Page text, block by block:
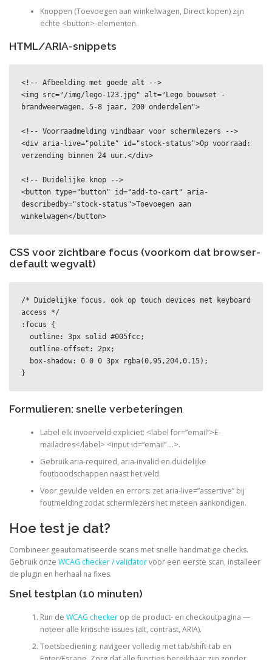
Knoppen (Toevoegen aan winkelwagen, Direct kopen) zijn
echte <button>-elementen.
HTML/ARIA-snippets
<!-- Afbeelding met goede alt -->
<img src="/img/lego-123.jpg" alt="Lego bouwset -
brandweerwagen, 5-8 jaar, 200 onderdelen">
<!-- Voorraadmelding vindbaar voor schermlezers -->
<div aria-live="polite" id="stock-status">Op voorraad:
verzending binnen 24 uur.</div>
<!-- Duidelijke knop -->
<button type="button" id="add-to-cart" aria-
describedby="stock-status">Toevoegen aan
CSS voor zichtbare focus (voorkom dat browser-
default wegvalt)
/* Duidelijke focus, ook op touch devices met keyboard
access */
:focus {
Formulieren: snelle verbeteringen
Label elk invoerveld expliciet: <label for=”email”>E-
mailadres</label> <input id=”email” …>.
Gebruik aria-required, aria-invalid en duidelijke
foutboodschappen naast het veld.
Voor gevulde velden en errors: zet aria-live=”assertive” bij
foutmelding zodat schermlezers het meteen aankondigen.
Hoe test je dat?
Combineer geautomatiseerde scans met snelle handmatige checks.
Gebruik onze WCAG checker / validatorvoor een eerste scan, installeer
de plugin en herhaal na fixes.
Snel testplan (10 minuten)
Run de WCAG checkerop de product- en checkoutpagina —
noteer alle kritische issues (alt, contrast, ARIA).
Toetsbediening: navigeer volledig met tab/shift-tab en